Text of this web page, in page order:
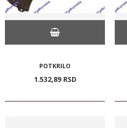
POTKRILO
1.532,89 RSD